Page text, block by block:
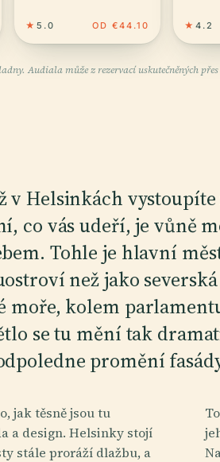
★ 5.0 OD €44.10 ★ 4.2
Audiala může z rezervací uskutečněných
v Helsinkách
co vás udeří, je vůně
Tohle je hlavní
než jako
moře, kolem
se tu mění tak
promění
jak těsně jsou tu
a design. Helsinky stojí
stále proráží dlažbu, a